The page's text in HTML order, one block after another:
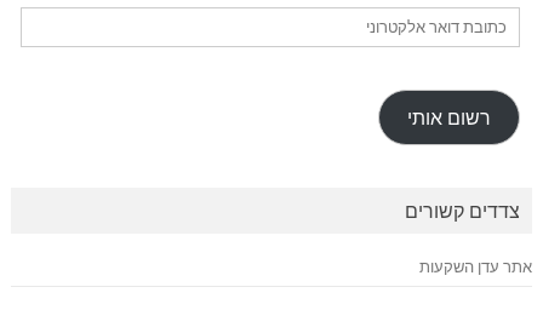
רשום אותי
צדדים קשורים
אתר עדן השקעות